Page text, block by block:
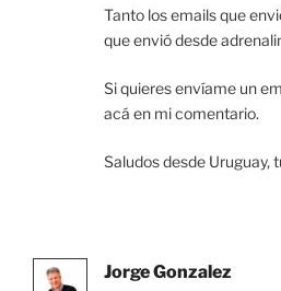
Tanto los emails que
que envió desde
Si quieres envíame un
acá en mi comentario.
Saludos desde Uruguay,
Jorge Gonzalez